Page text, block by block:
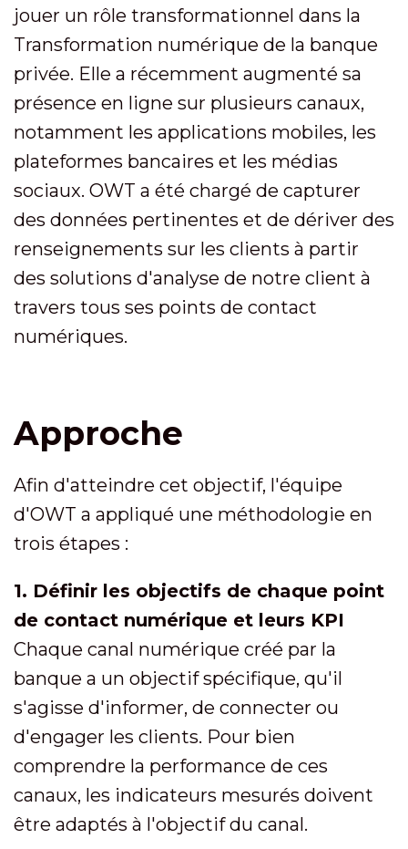
jouer un rôle transformationnel dans la
Transformation numérique de la banque
privée. Elle a récemment augmenté sa
présence en ligne sur plusieurs canaux,
notamment les applications mobiles, les
plateformes bancaires et les médias
sociaux. OWT a été chargé de capturer
des données pertinentes et de dériver des
renseignements sur les clients à partir
des solutions d'analyse de notre client à
travers tous ses points de contact
numériques.
Approche
Afin d'atteindre cet objectif, l'équipe
d'OWT a appliqué une méthodologie en
trois étapes :
1. Définir les objectifs de chaque point
de contact numérique et leurs KPI
Chaque canal numérique créé par la
banque a un objectif spécifique, qu'il
s'agisse d'informer, de connecter ou
d'engager les clients. Pour bien
comprendre la performance de ces
canaux, les indicateurs mesurés doivent
être adaptés à l'objectif du canal.